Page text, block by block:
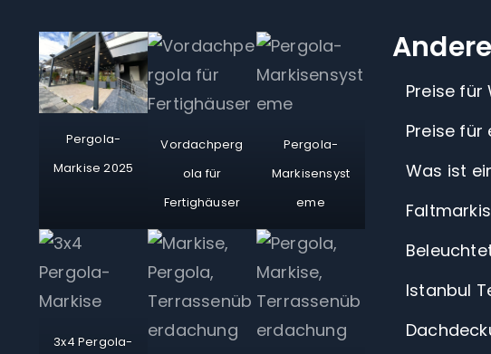
Pergola-
Markise 2025
Vordachperg
ola für
Fertighäuser
Pergola-
Markisensyst
eme
3x4 Pergola-
Preise für
Preise für
Was ist
Istanbul